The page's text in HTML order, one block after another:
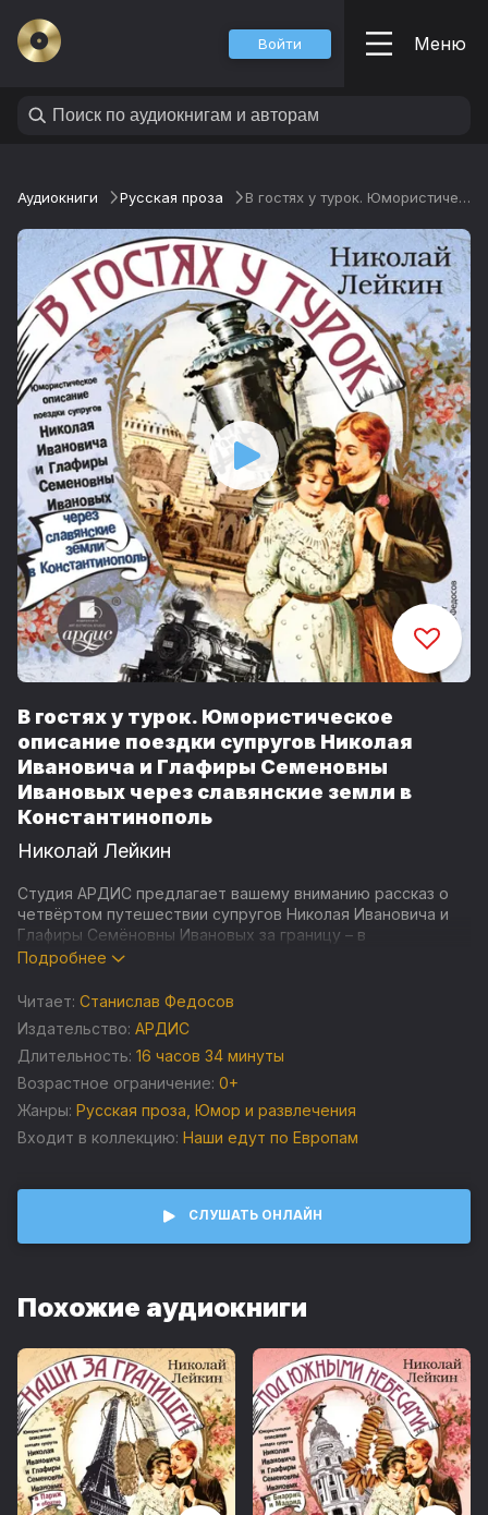
Войти Меню
Аудиокниги Русская проза В гостях у турок. Юмористическое описание поездки супругов Николая Ивановича и Глафиры Семеновны Ивановых через славянские земли в Константинополь
В гостях у турок. Юмористическое
описание поездки супругов Николая
Ивановича и Глафиры Семеновны
Ивановых через славянские земли в
Константинополь
Николай Лейкин
Студия АРДИС предлагает вашему вниманию рассказ о
четвёртом путешествии супругов Николая Ивановича и
Глафиры Семёновны Ивановых за границу – в
Константинополь, известный нынешним поколениям как
Супруги, знакомые слушателям по книгам «Наши за
границей», «Под южными небесами» и «Где зреют
апельсины», в своих поездках постоянно попадают в
уморительно смешные ситуации.
Подробнее
Читает: Станислав Федосов
Издательство: АРДИС
Длительность: 16 часов 34 минуты
Возрастное ограничение: 0+
Жанры: Русская проза Юмор и развлечения
Входит в коллекцию: Наши едут по Европам
СЛУШАТЬ ОНЛАЙН
Похожие аудиокниги